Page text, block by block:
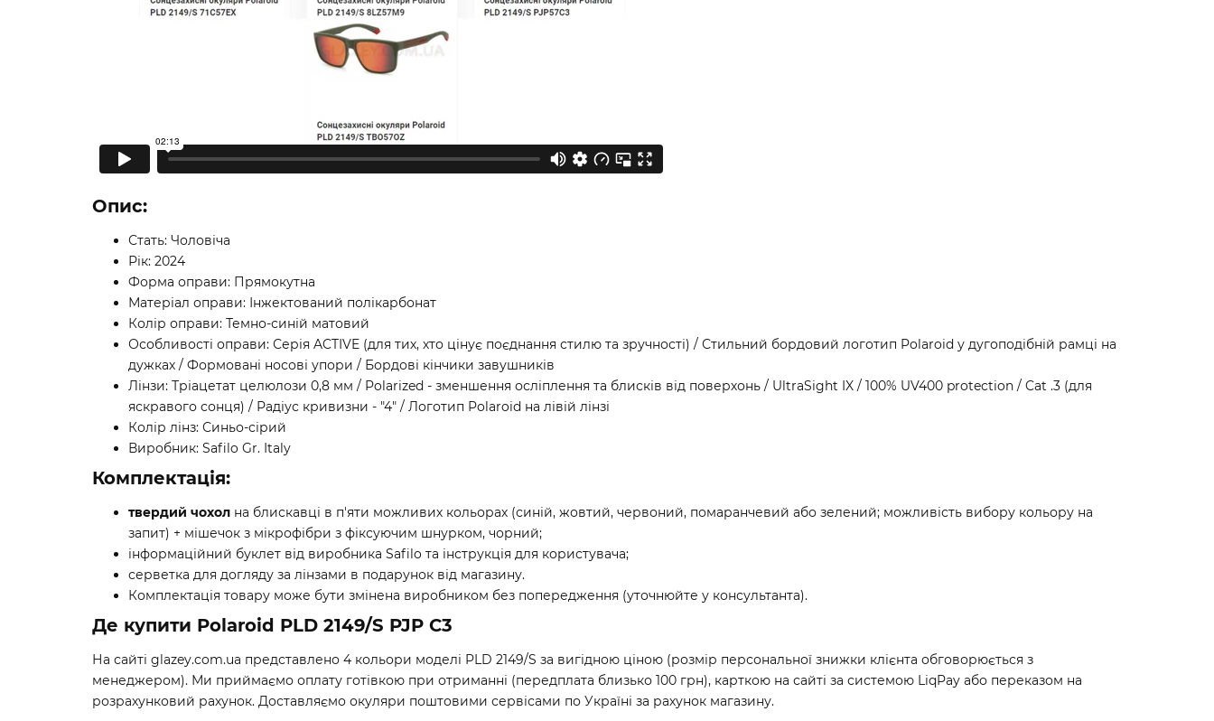
Опис:
Стать: Чоловіча
Рік: 2024
Форма оправи: Прямокутна
Матеріал оправи: Інжектований полікарбонат
Колір оправи: Темно-синій матовий
Особливості оправи: Серія ACTIVE (для тих, хто цінує поєднання стилю та зручності) / Стильний бордовий логотип Polaroid у дугоподібній рамці на
дужках / Формовані носові упори / Бордові кінчики завушників
Лінзи: Тріацетат целюлози 0,8 мм / Polarized - зменшення осліплення та блисків від поверхонь / UltraSight IX / 100% UV400 protection / Cat .3 (для
яскравого сонця) / Радіус кривизни - "4" / Логотип Polaroid на лівій лінзі
Колір лінз: Синьо-сірий
Виробник: Safilo Gr. Italy
Комплектація:
твердий чохол на блискавці в п'яти можливих кольорах (синій, жовтий, червоний, помаранчевий або зелений; можливість вибору кольору на
запит) + мішечок з мікрофібри з фіксуючим шнурком, чорний;
інформаційний буклет від виробника Safilo та інструкція для користувача;
серветка для догляду за лінзами в подарунок від магазину.
Комплектація товару може бути змінена виробником без попередження (уточнюйте у консультанта).
Де купити Polaroid PLD 2149/S PJP C3
На сайті glazey.com.ua представлено 4 кольори моделі PLD 2149/S за вигідною ціною (розмір персональної знижки клієнта обговорюється з
менеджером). Ми приймаємо оплату готівкою при отриманні (передплата близько 100 грн), карткою на сайті за системою LiqPay або переказом на
розрахунковий рахунок. Доставляємо окуляри поштовими сервісами по Україні за рахунок магазину.